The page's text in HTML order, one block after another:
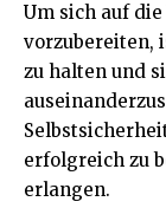
Um sich auf
vorzubereiten,
zu halten und
erfolgreich zu
erlangen.